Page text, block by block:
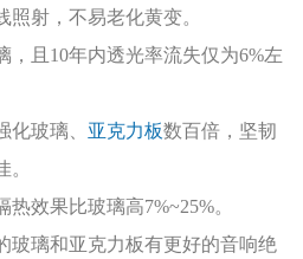
射，不易老化黄变。
，且 10年内透光率流失仅为6%左
玻璃、 亚克力板数百倍，坚韧
热效果比玻璃高7%~25%。
玻璃和亚克力板有更好的音响绝